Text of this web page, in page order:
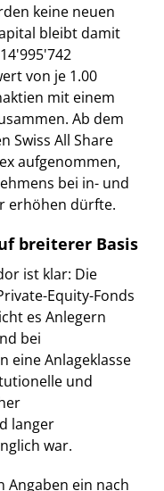
keine neuen
bleibt damit
von je 1.00
mit einem
Ab dem
Swiss All Share
aufgenommen,
bei in- und
erhöhen dürfte.
breiterer Basis
ist klar: Die
Equity-Fonds
es Anlegern
bei
eine Anlageklasse
und
langer
war.
Angaben ein nach